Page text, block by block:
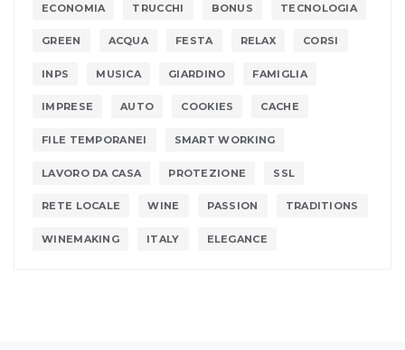
ECONOMIA TRUCCHI BONUS TECNOLOGIA
GREEN ACQUA FESTA RELAX CORSI
INPS MUSICA GIARDINO FAMIGLIA
IMPRESE AUTO COOKIES CACHE
FILE TEMPORANEI SMART WORKING
LAVORO DA CASA PROTEZIONE SSL
RETE LOCALE WINE PASSION TRADITIONS
WINEMAKING ITALY ELEGANCE